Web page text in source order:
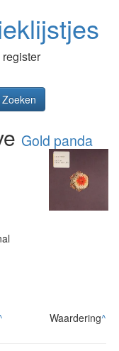
Zoeken
Gold panda
Waardering^